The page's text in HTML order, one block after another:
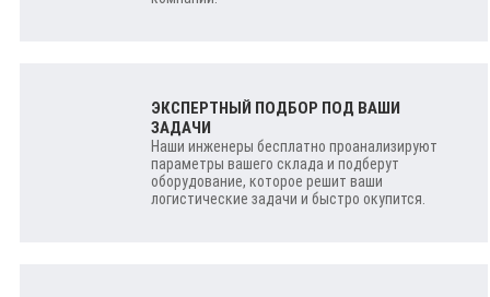
ЭКСПЕРТНЫЙ ПОДБОР ПОД ВАШИ
ЗАДАЧИ
Наши инженеры бесплатно проанализируют
параметры вашего склада и подберут
оборудование, которое решит ваши
логистические задачи и быстро окупится.